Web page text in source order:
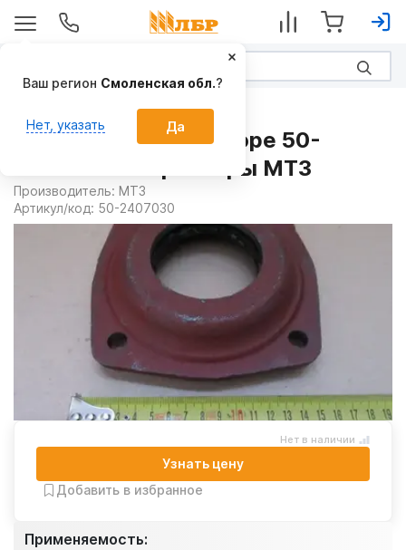
Крышка рукава в сборе 50-
2407030 на Тракторы МТЗ
Производитель: МТЗ
Артикул/код: 50-2407030
Применяемость:
Нет в наличии
Узнать цену
Добавить в избранное
Ваш регион Смоленская обл.?
Нет, указать Да